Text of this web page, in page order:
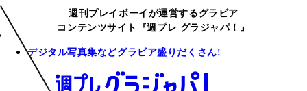
週刊プレイボーイが運営するグラビア
コンテンツサイト『週プレ グラジャパ！』
デジタル写真集などグラビア盛りだくさん!